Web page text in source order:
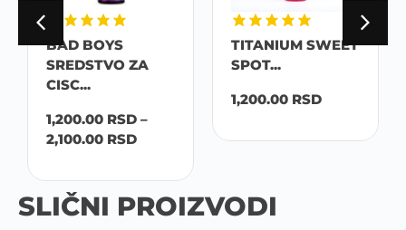
BAD BOYS
SREDSTVO ZA
CISC...
1,200.00 RSD –
2,100.00 RSD
TITANIUM SWEET
SPOT...
1,200.00 RSD
SLIČNI PROIZVODI